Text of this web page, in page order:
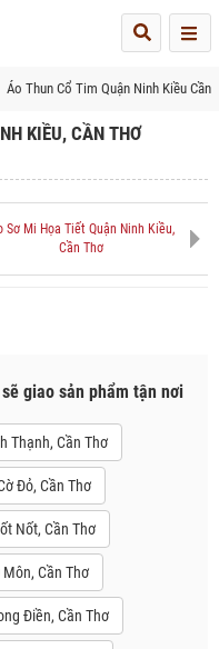
Áo Thun Cổ Tim Quận Ninh Kiều Cần
KIỀU, CẦN THƠ
Sơ Mi Họa Tiết Quận Ninh Kiều,
Cần Thơ
giao sản phẩm tận nơi
Thạnh, Cần Thơ
Đỏ, Cần Thơ
Nốt, Cần Thơ
Môn, Cần Thơ
Điền, Cần Thơ